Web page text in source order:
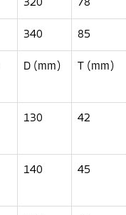
320 78
340 85
D (mm) T (mm)
130 42
140 45